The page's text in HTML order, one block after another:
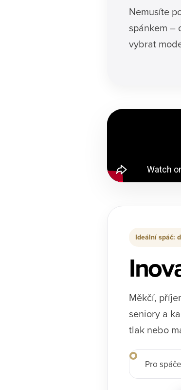
Nemusíte
spánkem –
vybrat
Ideální spáč:
Měkčí,
seniory a
tlak nebo
Pro